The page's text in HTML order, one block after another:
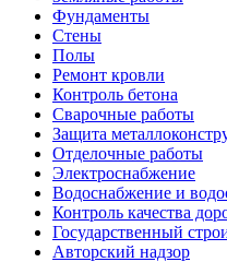
Фундаменты
Стены
Полы
Ремонт кровли
Контроль бетона
Сварочные работы
Защита
Отделочные работы
Электроснабжение
Водоснабжение и
Контроль качества
Государственный
Авторский надзор